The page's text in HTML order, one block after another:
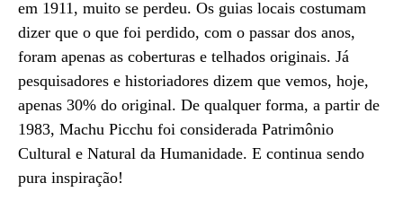
em 1911, muito se perdeu. Os guias locais costumam
dizer que o que foi perdido, com o passar dos anos,
foram apenas as coberturas e telhados originais. Já
pesquisadores e historiadores dizem que vemos, hoje,
apenas 30% do original. De qualquer forma, a partir de
1983, Machu Picchu foi considerada Patrimônio
Cultural e Natural da Humanidade. E continua sendo
pura inspiração!